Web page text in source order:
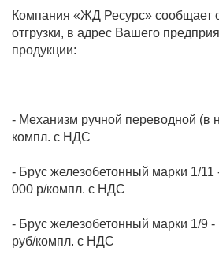
Компания «ЖД Ресурс» сообщает
отгрузки, в адрес Вашего
- Механизм ручной переводной (в
- Брус железобетонный марки 1/11
- Брус железобетонный марки 1/9